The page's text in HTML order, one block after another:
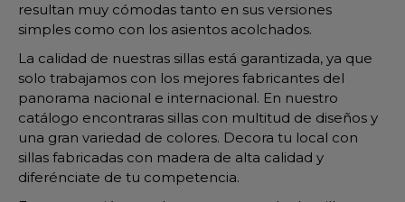
resultan muy cómodas tanto en sus versiones
simples como con los asientos acolchados.
La calidad de nuestras sillas está garantizada, ya que
solo trabajamos con los mejores fabricantes del
panorama nacional e internacional. En nuestro
catálogo encontraras sillas con multitud de diseños y
una gran variedad de colores. Decora tu local con
sillas fabricadas con madera de alta calidad y
diferénciate de tu competencia.